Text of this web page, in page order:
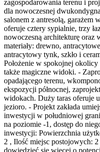
zagospodarowania terenu i
dla nowoczesnej
salonem z antresolą, garażem
oferuje cztery sypialnie, trzy
nowoczesną architekturę
materiały: drewno,
antracytowy tynk, szkło i
Położenie w spokojnej
także magiczne widoki. -
opadającego terenu,
ekspozycji północnej,
widokach. Duży taras oferuje
jezioro. - Projekt zakłada
inwestycji w południowej
na poziomie -1, dostęp do
inwestycji: Powierzchnia
2 , Ilość miejsc postojowych: